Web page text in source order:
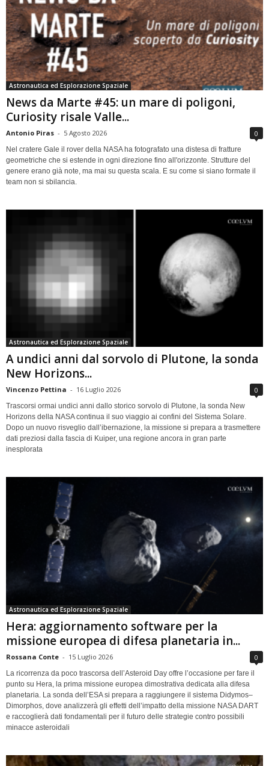
Astronautica ed Esplorazione Spaziale
News da Marte #45: un mare di poligoni,
Curiosity risale Valle...
Antonio Piras - 5 Agosto 2026 0
Nel cratere Gale il rover della NASA ha fotografato una distesa di fratture
geometriche che si estende in ogni direzione fino all'orizzonte. Strutture del
genere erano già note, ma mai su questa scala. E su come si siano formate il
team non si sbilancia.
Astronautica ed Esplorazione Spaziale
A undici anni dal sorvolo di Plutone, la sonda
New Horizons...
Vincenzo Pettina - 16 Luglio 2026 0
Trascorsi ormai undici anni dallo storico sorvolo di Plutone, la sonda New
Horizons della NASA continua il suo viaggio ai confini del Sistema Solare.
Dopo un nuovo risveglio dall’ibernazione, la missione si prepara a trasmettere
dati preziosi dalla fascia di Kuiper, una regione ancora in gran parte
inesplorata
Astronautica ed Esplorazione Spaziale
Hera: aggiornamento software per la
missione europea di difesa planetaria in...
Rossana Conte - 15 Luglio 2026 0
La ricorrenza da poco trascorsa dell’Asteroid Day offre l’occasione per fare il
punto su Hera, la prima missione europea dimostrativa dedicata alla difesa
planetaria. La sonda dell’ESA si prepara a raggiungere il sistema Didymos–
Dimorphos, dove analizzerà gli effetti dell’impatto della missione NASA DART
e raccoglierà dati fondamentali per il futuro delle strategie contro possibili
minacce asteroidali